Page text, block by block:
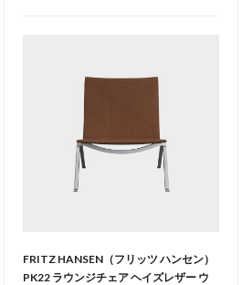
FRITZ HANSEN（フリッツ ハンセン）
PK22 ラウンジチェア ヘイズレザー ウ